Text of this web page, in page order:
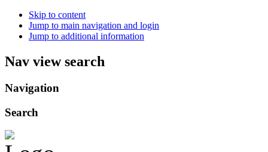
Skip to content
Jump to main navigation and login
Jump to additional information
Nav view search
Navigation
Search